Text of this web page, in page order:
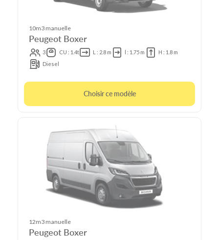
10m3 manuelle
Peugeot Boxer
3 CU : 1.4t L : 2.8 m l : 1.75 m
H : 1.8 m
Diesel
Choisir ce modèle
12m3 manuelle
Peugeot Boxer